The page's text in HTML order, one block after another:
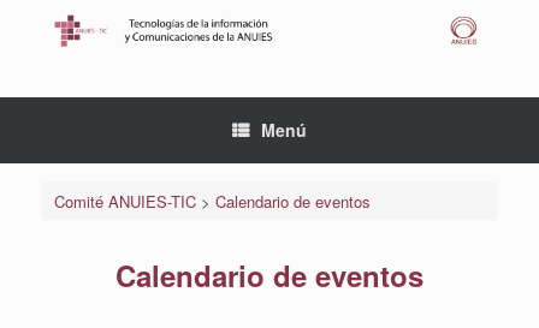
Menú
Comité ANUIES-TIC> Calendario de eventos
Calendario de eventos